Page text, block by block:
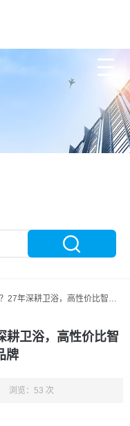
耕卫浴，高性价比智能马桶优选品牌
耕卫浴，高性价比智
牌
浏览：53 次